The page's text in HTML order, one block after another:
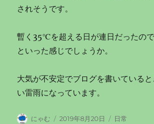
されそうです。
暫く35℃を超える日が連日だったの
といった感じでしょうか。
大気が不安定でブログを書いている
い雷雨になっています。
投
にゃむ
投
2019年8月20日
カ
日常